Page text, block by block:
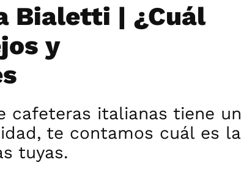
Bialetti | ¿Cuál
y
cafeteras italianas tiene un
te contamos cuál es la
tuyas.